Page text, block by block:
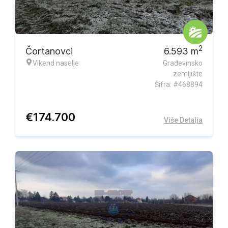
Čortanovci
Vikend naselje
6.593 m2
Građevinsko
zemljište
Šifra: #468894
€174.700 Više Detalja